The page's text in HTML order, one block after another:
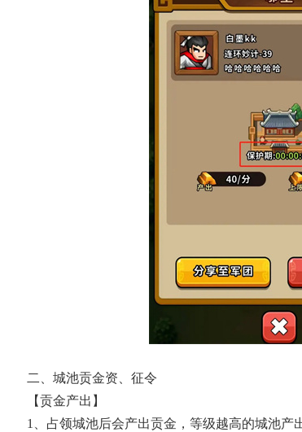
二、城池贡金资、征令
【贡金产出】
1、占领城池后会产出贡金，等级越高的城池产